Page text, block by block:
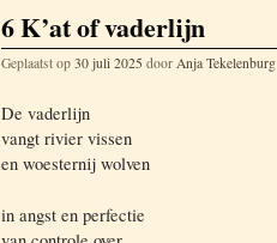
6 K’at of vaderlijn
Geplaatst op 30 juli 2025 door Anja Tekelenburg
De vaderlijn
vangt rivier vissen
en woesternij wolven
in angst en perfectie